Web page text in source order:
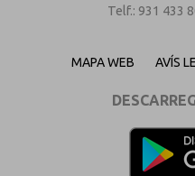
Telf.: 931 433
MAPA WEB AVÍS